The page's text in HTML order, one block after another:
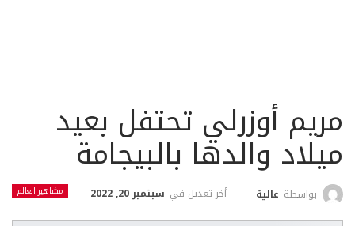
مريم أوزرلي تحتفل بعيد
ميلاد والدها بالبيجامة
مشاهير العالم بواسطة عالية أخر تعديل في سبتمبر 20, 2022